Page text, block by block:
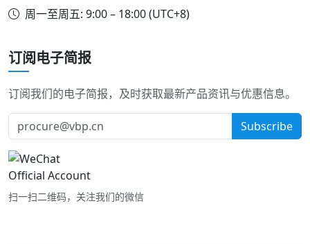
周一至周五: 9:00 – 18:00 (UTC+8)
订阅电子简报
订阅我们的电子简报，及时获取最新产品资讯与优惠信息。
Subscribe
扫一扫二维码，关注我们的微信